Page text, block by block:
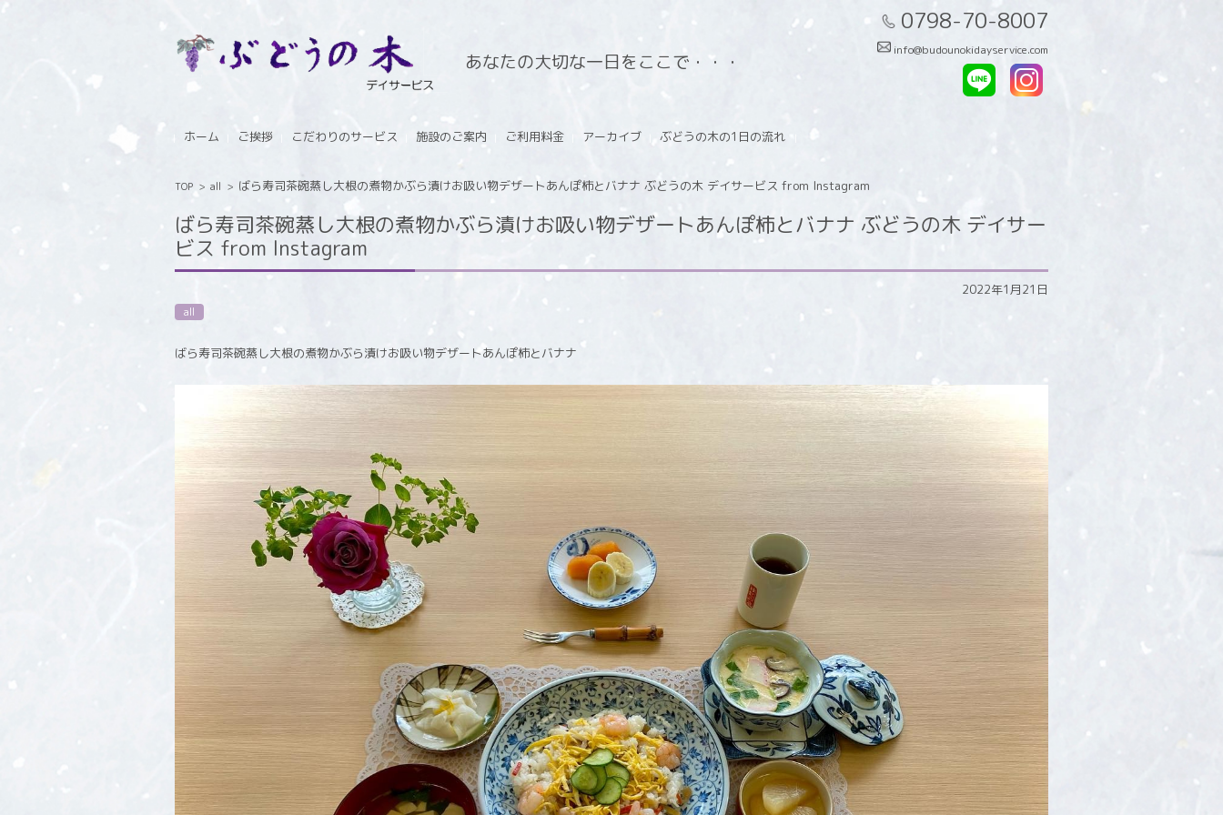
あなたの大切な一日をここで・・・
0798-70-8007
info@budounokidayservice.com
ホーム
ご挨拶 こだわりのサービス 施設のご案内 ご利用料金 アーカイブ ぶどうの木の1日の流れ
TOP > all > ばら寿司茶碗蒸し大根の煮物かぶら漬けお吸い物デザートあんぽ柿とバナナ ぶどうの木 デイサービス from Instagram
ばら寿司茶碗蒸し大根の煮物かぶら漬けお吸い物デザートあんぽ柿とバナナ ぶどうの木 デイサー
ビス from Instagram
2022年1月21日
all
ばら寿司茶碗蒸し大根の煮物かぶら漬けお吸い物デザートあんぽ柿とバナナ